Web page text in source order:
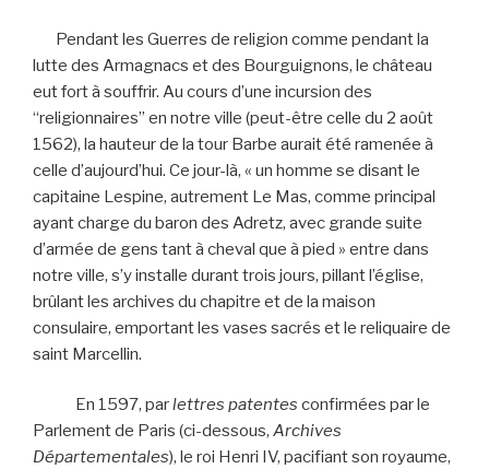
Pendant les Guerres de religion comme pendant la
lutte des Armagnacs et des Bourguignons, le château
eut fort à souffrir. Au cours d’une incursion des
“religionnaires” en notre ville (peut-être celle du 2 août
1562), la hauteur de la tour Barbe aurait été ramenée à
celle d’aujourd’hui. Ce jour-là, « un homme se disant le
capitaine Lespine, autrement Le Mas, comme principal
ayant charge du baron des Adretz, avec grande suite
d’armée de gens tant à cheval que à pied » entre dans
notre ville, s’y installe durant trois jours, pillant l’église,
brûlant les archives du chapitre et de la maison
consulaire, emportant les vases sacrés et le reliquaire de
saint Marcellin.
En 1597, parlettres patentes confirmées par le
Parlement de Paris (ci-dessous, Archives
Départementales), le roi Henri IV, pacifiant son royaume,